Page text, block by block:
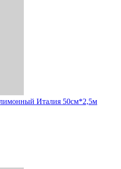
Италия 50см*2,5м